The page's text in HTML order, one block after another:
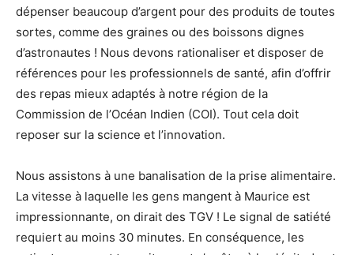
dépenser beaucoup d’argent pour des produits de toutes
sortes, comme des graines ou des boissons dignes
d’astronautes ! Nous devons rationaliser et disposer de
références pour les professionnels de santé, afin d’offrir
des repas mieux adaptés à notre région de la
Commission de l’Océan Indien (COI). Tout cela doit
reposer sur la science et l’innovation.
Nous assistons à une banalisation de la prise alimentaire.
La vitesse à laquelle les gens mangent à Maurice est
impressionnante, on dirait des TGV ! Le signal de satiété
requiert au moins 30 minutes. En conséquence, les